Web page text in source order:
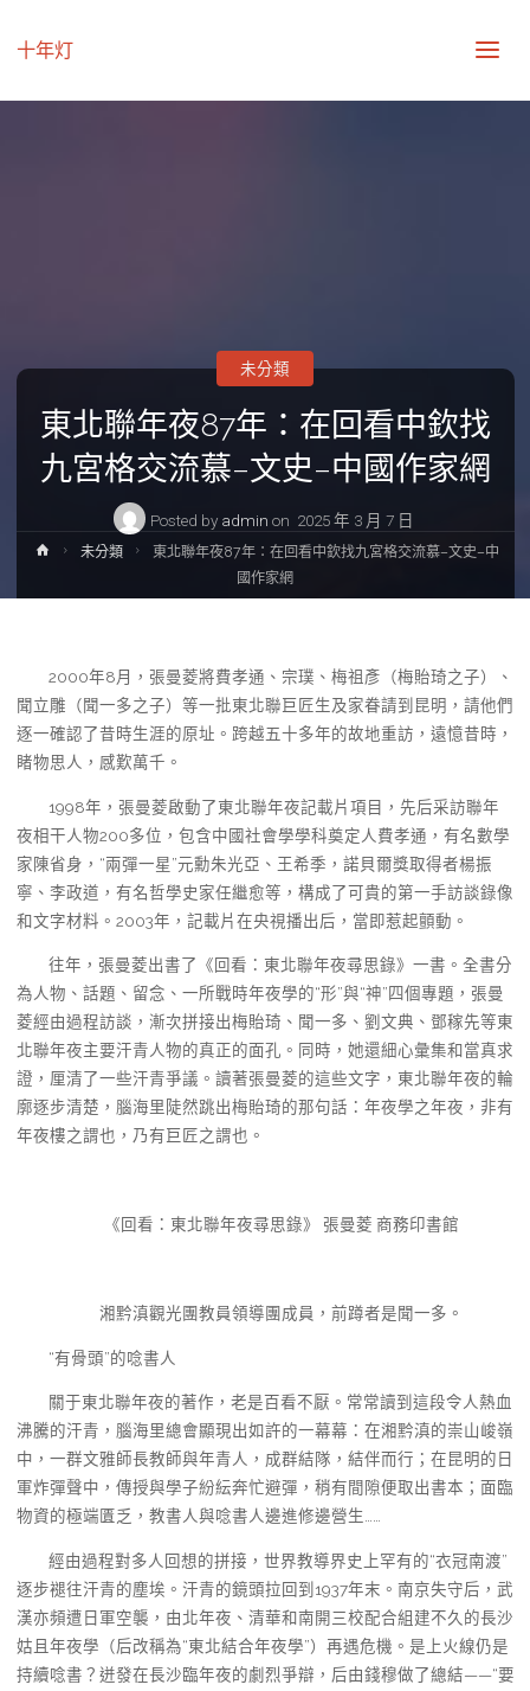
十年灯
東北聯年夜87年：在回看中欽找
九宮格交流慕–文史–中國作家網
Posted by admin on 2025 年 3 月 7 日
未分類
Home未分類
東北聯年夜87年：在回看中欽找九宮格交流慕–文史–中
國作家網
2000年8月，張曼菱將費孝通、宗璞、梅祖彥（梅貽琦之子）、
聞立雕（聞一多之子）等一批東北聯巨匠生及家眷請到昆明，請他們
逐一確認了昔時生涯的原址。跨越五十多年的故地重訪，遠憶昔時，
睹物思人，感歎萬千。
1998年，張曼菱啟動了東北聯年夜記載片項目，先后采訪聯年
夜相干人物200多位，包含中國社會學學科奠定人費孝通，有名數學
家陳省身，“兩彈一星”元勳朱光亞、王希季，諾貝爾獎取得者楊振
寧、李政道，有名哲學史家任繼愈等，構成了可貴的第一手訪談錄像
和文字材料。2003年，記載片在央視播出后，當即惹起顫動。
往年，張曼菱出書了《回看：東北聯年夜尋思錄》一書。全書分
為人物、話題、留念、一所戰時年夜學的“形”與“神”四個專題，張曼
菱經由過程訪談，漸次拼接出梅貽琦、聞一多、劉文典、鄧稼先等東
北聯年夜主要汗青人物的真正的面孔。同時，她還細心彙集和當真求
證，厘清了一些汗青爭議。讀著張曼菱的這些文字，東北聯年夜的輪
廓逐步清楚，腦海里陡然跳出梅貽琦的那句話：年夜學之年夜，非有
年夜樓之謂也，乃有巨匠之謂也。
《回看：東北聯年夜尋思錄》 張曼菱 商務印書館
湘黔滇觀光團教員領導團成員，前蹲者是聞一多。
“有骨頭”的唸書人
關于東北聯年夜的著作，老是百看不厭。常常讀到這段令人熱血
沸騰的汗青，腦海里總會顯現出如許的一幕幕：在湘黔滇的崇山峻嶺
中，一群文雅師長教師與年青人，成群結隊，結伴而行；在昆明的日
軍炸彈聲中，傳授與學子紛紜奔忙避彈，稍有間隙便取出書本；面臨
物資的極端匱乏，教書人與唸書人邊進修邊營生……
經由過程對多人回想的拼接，世界教導界史上罕有的“衣冠南渡”
逐步褪往汗青的塵埃。汗青的鏡頭拉回到1937年末。南京失守后，武
漢亦頻遭日軍空襲，由北年夜、清華和南開三校配合組建不久的長沙
姑且年夜學（后改稱為“東北結合年夜學”）再遇危機。是上火線仍是
持續唸書？迸發在長沙臨年夜的劇烈爭辯，后由錢穆做了總結——“要